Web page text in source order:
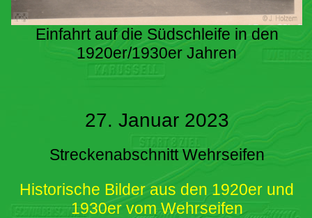
Einfahrt auf die Südschleife in den
1920er/1930er Jahren
27. Januar 2023
Streckenabschnitt Wehrseifen
Historische Bilder aus den 1920er und
1930er vom Wehrseifen